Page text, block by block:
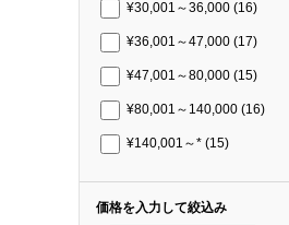
¥30,001～36,000 (16)
¥36,001～47,000 (17)
¥47,001～80,000 (15)
¥80,001～140,000 (16)
¥140,001～* (15)
価格を入力して絞込み